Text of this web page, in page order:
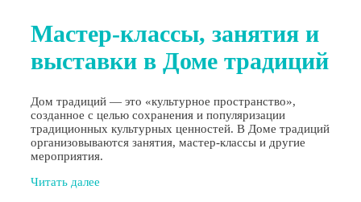
Мастер-классы, занятия и
выставки в Доме традиций
Дом традиций — это «культурное пространство»,
созданное с целью сохранения и популяризации
традиционных культурных ценностей. В Доме традиций
организовываются занятия, мастер-классы и другие
мероприятия.
Читать далее